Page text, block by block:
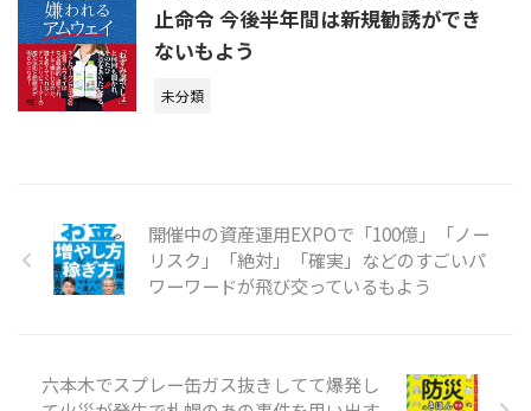
止命令 今後半年間は新規勧誘ができ
ないもよう
未分類
開催中の資産運用EXPOで「100億」「ノー
リスク」「絶対」「確実」などのすごいパ
ワーワードが飛び交っているもよう
六本木でスプレー缶ガス抜きしてて爆発し